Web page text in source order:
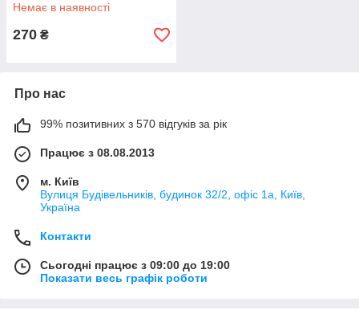
Немає в наявності
270 ₴
Про нас
99% позитивних з 570 відгуків за рік
Працює з 08.08.2013
м. Київ
Вулиця Будівельників, будинок 32/2, офіс 1а, Київ,
Україна
Контакти
Сьогодні працює з 09:00 до 19:00
Показати весь графік роботи